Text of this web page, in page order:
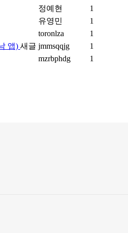
정예현 1
유영민 1
toronlza 1
앱) 새글 jmmsqqjg 1
mzrbphdg 1